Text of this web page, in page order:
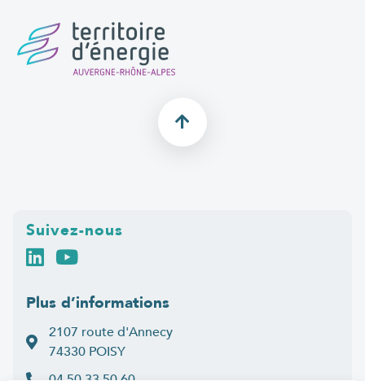
Suivez-nous
Plus d’informations
2107 route d'Annecy
74330 POISY